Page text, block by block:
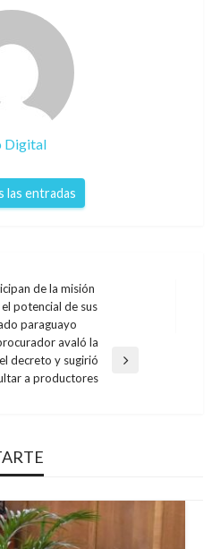
Digital
las entradas
de la misión
potencial de sus
paraguayo
avaló la
decreto y sugirió
a productores